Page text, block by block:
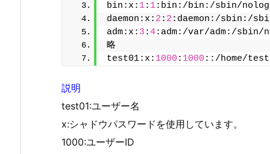
bin:x: 1: 1:bin:/bin:/sbin/
daemon:x: 2 : 2 :daemon:/sbin:/
adm:x: 3 :4:adm:/var/adm:/sbin/
略
test01:x: 1000 : 1000 ::/home/
説明
test01:ユーザー名
x:シャドウパスワードを使用しています。
1000:ユーザーID